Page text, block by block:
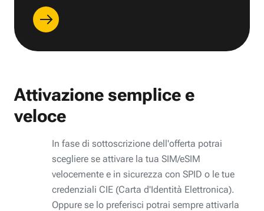
Attivazione semplice e
veloce
In fase di sottoscrizione dell'offerta potrai
scegliere se attivare la tua SIM/eSIM
velocemente e in sicurezza con SPID o le tue
credenziali CIE (Carta d'Identità Elettronica).
Oppure se lo preferisci potrai sempre attivarla